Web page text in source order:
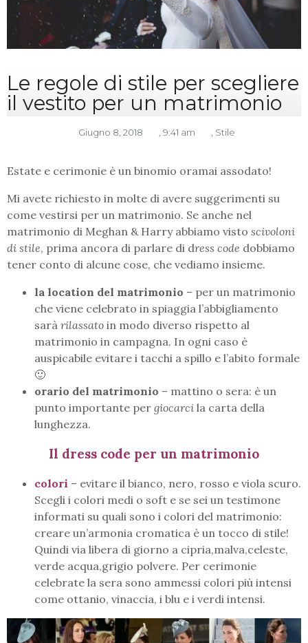
Le regole di stile per scegliere
il vestito per un matrimonio
Giugno 8, 2018 9:41 am Stile
Estate e cerimonie è un binomio oramai assodato!
Mi avete richiesto in molte di avere suggerimenti su
come vestirsi per un matrimonio. Se anche nel
matrimonio di Meghan & Harry abbiamo visto scivoloni
di stile, prima ancora di parlare di dress code dobbiamo
tener conto di alcune cose, che vediamo insieme.
la location del matrimonio – per un matrimonio
che viene celebrato in spiaggia l’abbigliamento
sarà rilassato in modo diverso rispetto al
matrimonio in campagna. In ogni caso è
auspicabile evitare i tacchi a spillo e l’abito formale
🙂
orario del matrimonio – mattino o sera: è un
punto importante per giocarci la carta della
lunghezza.
Il dress code per un matrimonio
colori – evitare il bianco, nero, rosso e viola scuro.
Scegli i colori medi o soft e se sei un testimone
informati su quali sono i colori del matrimonio:
creare un’armonia cromatica è un tocco di stile!
Quindi via libera di giorno a cipria,malva,celeste,
verde acqua,grigio polvere. Per cerimonie
celebrate la sera sono ammessi colori più intensi
come ottanio, vinaccia, i blu e i verdi intensi.